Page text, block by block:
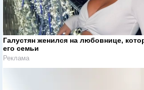
Галустян женился на любовнице,
его семьи
Реклама